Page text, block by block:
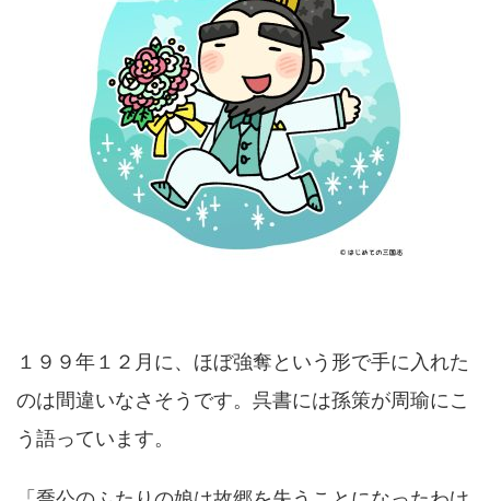
１９９年１２月に、ほぼ強奪という形で手に入れた
のは間違いなさそうです。呉書には孫策が周瑜にこ
う語っています。